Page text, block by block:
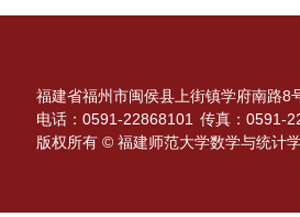
福建省福州市闽侯县上街镇学府南路
电话：0591-22868101 传真：0591-
版权所有 © 福建师范大学数学与统计